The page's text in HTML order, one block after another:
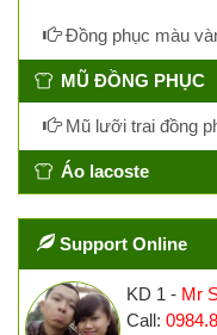
Đồng phục màu
MŨ ĐỒNG PHỤC
Mũ lưỡi trai đồng
Áo lacoste
Support Online
KD 1 - Mr
Call: